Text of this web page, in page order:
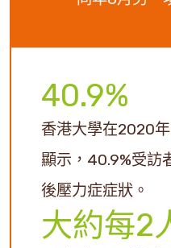
40.9%
香港大學在2020
顯示，40.9%受訪
後壓力症症狀。
大約每2